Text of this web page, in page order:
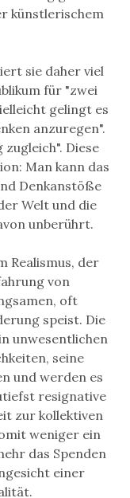
künstlerischem
sie daher viel
für "zwei
gelingt es
anzuregen".
zugleich". Diese
Man kann das
Denkanstöße
Welt und die
unberührt.
Realismus, der
von
oft
speist. Die
unwesentlichen
seine
und werden es
resignative
zur kollektiven
weniger ein
das Spenden
einer